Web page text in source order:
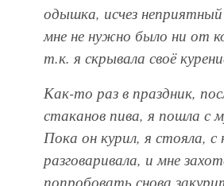
одышка, исчез
мне не нужно было ни от
т.к. я скрывала своё
Как-то раз в праздник,
стаканов пива, я пошла с
Пока он курил, я стояла, с
разговаривала, и мне
попробовать снова